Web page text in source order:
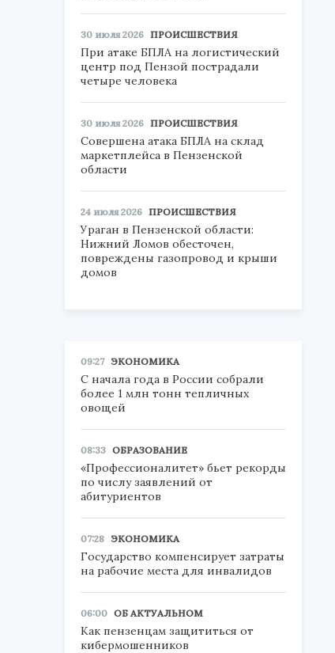
30 июля 2026 ПРОИСШЕСТВИЯ
При атаке БПЛА на логистический
центр под Пензой пострадали
четыре человека
30 июля 2026 ПРОИСШЕСТВИЯ
Совершена атака БПЛА на склад
маркетплейса в Пензенской
области
24 июля 2026 ПРОИСШЕСТВИЯ
Ураган в Пензенской области:
Нижний Ломов обесточен,
повреждены газопровод и крыши
домов
09:27 ЭКОНОМИКА
С начала года в России собрали
более 1 млн тонн тепличных
овощей
08:33 ОБРАЗОВАНИЕ
«Профессионалитет» бьет рекорды
по числу заявлений от
абитуриентов
07:28 ЭКОНОМИКА
Государство компенсирует затраты
на рабочие места для инвалидов
06:00 ОБ АКТУАЛЬНОМ
Как пензенцам защититься от
кибермошенников